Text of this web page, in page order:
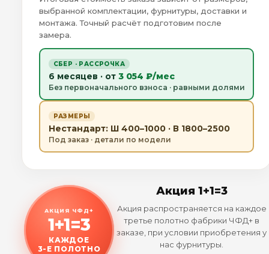
выбранной комплектации, фурнитуры, доставки и
монтажа. Точный расчёт подготовим после
замера.
СБЕР · РАССРОЧКА
6 месяцев · от 3 054 ₽/мес
Без первоначального взноса · равными долями
РАЗМЕРЫ
Нестандарт: Ш 400–1000 · В 1800–2500
Под заказ · детали по модели
АКЦИЯ ЧФД+
1+1=3
КАЖДОЕ
3-Е ПОЛОТНО
Акция 1+1=3
Акция распространяется на каждое
третье полотно фабрики ЧФД+ в
заказе, при условии приобретения у
нас фурнитуры.